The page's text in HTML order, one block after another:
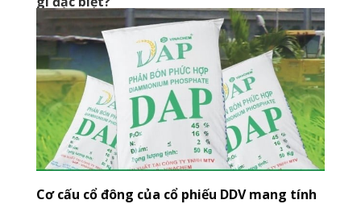
Cơ cấu cổ đông của cổ phiếu DDV mang tính